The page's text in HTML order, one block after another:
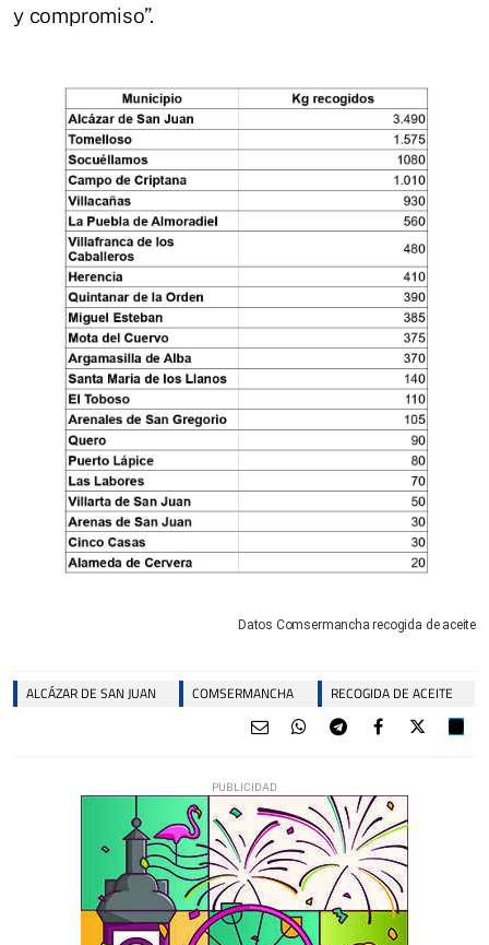
y compromiso”.
Datos Comsermancha recogida de aceite
ALCÁZAR DE SAN JUAN COMSERMANCHA RECOGIDA DE ACEITE